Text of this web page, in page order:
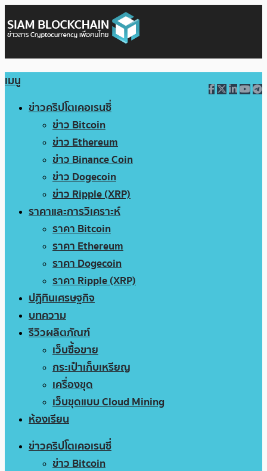
เมนู
ข่าวคริปโตเคอเรนซี่
ข่าว Bitcoin
ข่าว Ethereum
ข่าว Binance Coin
ข่าว Dogecoin
ข่าว Ripple (XRP)
ราคาและการวิเคราะห์
ราคา Bitcoin
ราคา Ethereum
ราคา Dogecoin
ราคา Ripple (XRP)
ปฏิทินเศรษฐกิจ
บทความ
รีวิวผลิตภัณฑ์
เว็บซื้อขาย
กระเป๋าเก็บเหรียญ
เครื่องขุด
เว็บขุดแบบ Cloud Mining
ห้องเรียน
ข่าวคริปโตเคอเรนซี่
ข่าว Bitcoin